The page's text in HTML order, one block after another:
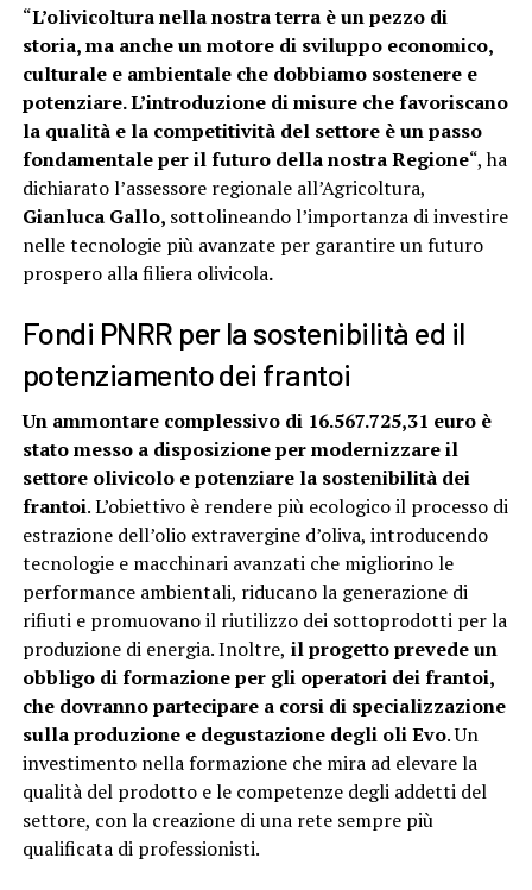
“L’olivicoltura nella nostra terra è un pezzo di
storia, ma anche un motore di sviluppo economico,
culturale e ambientale che dobbiamo sostenere e
potenziare. L’introduzione di misure che favoriscano
la qualità e la competitività del settore è un passo
fondamentale per il futuro della nostra Regione“, ha
dichiarato l’assessore regionale all’Agricoltura,
Gianluca Gallo, sottolineando l’importanza di investire
nelle tecnologie più avanzate per garantire un futuro
prospero alla filiera olivicola.
Fondi PNRR per la sostenibilità ed il
potenziamento dei frantoi
Un ammontare complessivo di 16.567.725,31 euro è
stato messo a disposizione per modernizzare il
settore olivicolo e potenziare la sostenibilità dei
frantoi. L’obiettivo è rendere più ecologico il processo di
estrazione dell’olio extravergine d’oliva, introducendo
tecnologie e macchinari avanzati che migliorino le
performance ambientali, riducano la generazione di
rifiuti e promuovano il riutilizzo dei sottoprodotti per la
produzione di energia. Inoltre, il progetto prevede un
obbligo di formazione per gli operatori dei frantoi,
che dovranno partecipare a corsi di specializzazione
sulla produzione e degustazione degli oli Evo. Un
investimento nella formazione che mira ad elevare la
qualità del prodotto e le competenze degli addetti del
settore, con la creazione di una rete sempre più
qualificata di professionisti.